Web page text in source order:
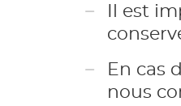
Il est
En cas
nous